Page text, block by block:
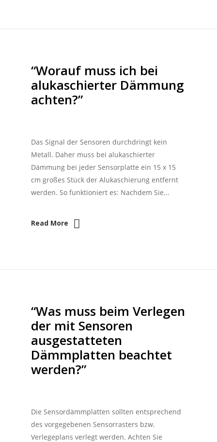
“Worauf muss ich bei
alukaschierter Dämmung
achten?”
Das Signal der Sensoren durchdringt kein
Metall. Daher muss bei alukaschierter
Dämmung bei jeder Sensorplatte ein 15 x 15
cm großes Stück der Alukaschierung entfernt
werden. So funktioniert es: Nachdem Sie...
Read More
“Was muss beim Verlegen
der mit Sensoren
ausgestatteten
Dämmplatten beachtet
werden?”
Die Sensordämmplatten sollten entsprechend
des vorgegebenen Sensorrasters bzw.
Verlegeplans verlegt werden. Achten Sie